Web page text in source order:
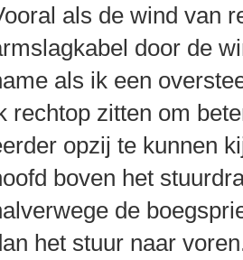
als de wind van
door de
als ik een
rechtop zitten om
opzij te kunnen
boven het
de
het stuur naar